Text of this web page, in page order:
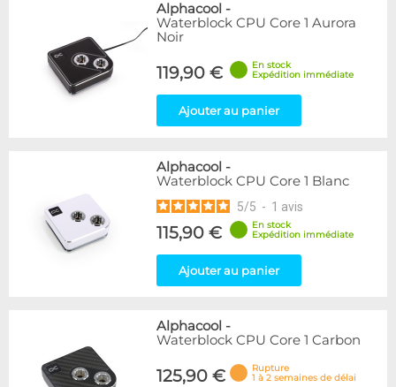
Alphacool -
Waterblock CPU Core 1 Aurora
Noir
119,90 €
En stock
Expédition immédiate
Ajouter au panier
Alphacool -
Waterblock CPU Core 1 Blanc
5/5 - 1 avis
115,90 €
En stock
Expédition immédiate
Ajouter au panier
Alphacool -
Waterblock CPU Core 1 Carbon
125,90 €
Rupture
1 à 2 semaines de délai